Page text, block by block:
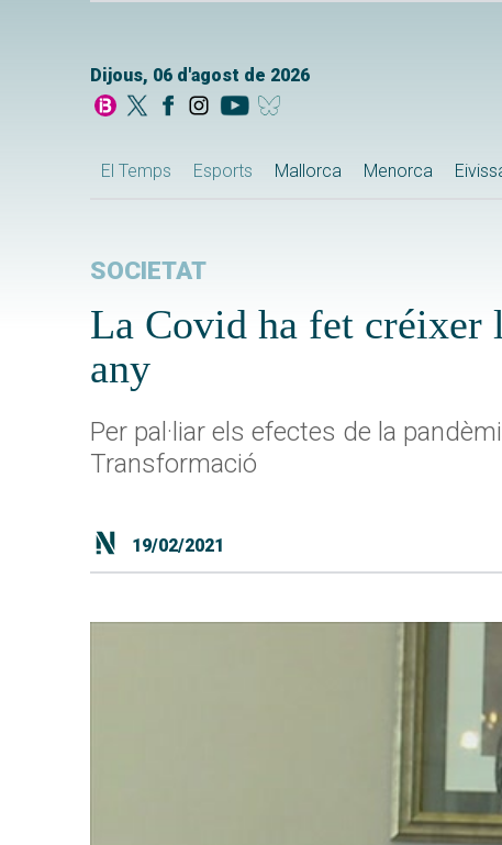
Dijous, 06 d'agost de 2026
El Temps Esports Mallorca Menorca
SOCIETAT
La Covid ha fet créixer
any
Per pal·liar els efectes de la
Transformació
19/02/2021